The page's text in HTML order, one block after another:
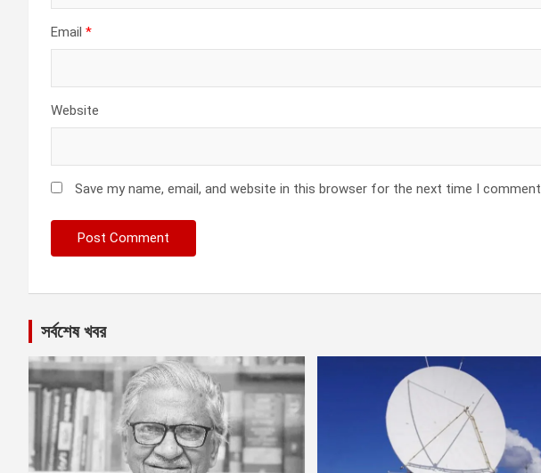
Email *
Website
Save my name, email, and website in this browser for the next time I comment.
সর্বশেষ খবর